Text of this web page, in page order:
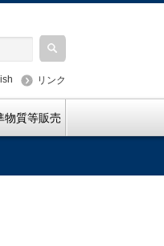
リンク
物質等販売